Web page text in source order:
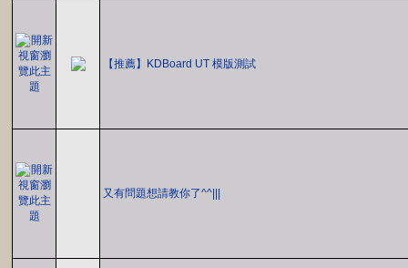
【推薦】KDBoard UT 模版測試
又有問題想請教你了^^|||